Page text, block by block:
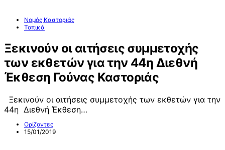
Νομός Καστοριάς
Τοπικά
Ξεκινούν οι αιτήσεις συμμετοχής
των εκθετών για την 44η Διεθνή
Έκθεση Γούνας Καστοριάς
Ξεκινούν οι αιτήσεις συμμετοχής των εκθετών για την
44η Διεθνή Έκθεση…
Ορίζοντες
15/01/2019